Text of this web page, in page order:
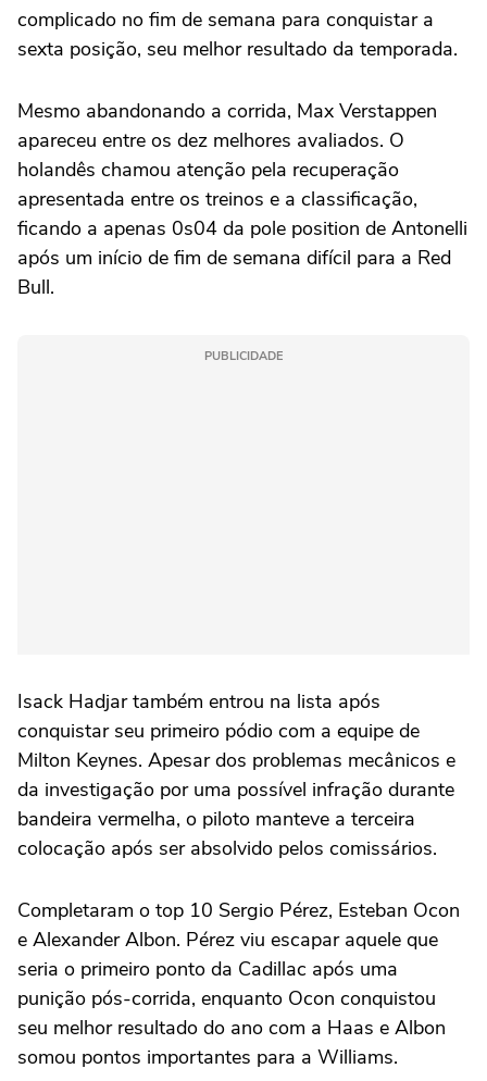
complicado no fim de semana para conquistar a
sexta posição, seu melhor resultado da temporada.
Mesmo abandonando a corrida, Max Verstappen
apareceu entre os dez melhores avaliados. O
holandês chamou atenção pela recuperação
apresentada entre os treinos e a classificação,
ficando a apenas 0s04 da pole position de Antonelli
após um início de fim de semana difícil para a Red
Bull.
PUBLICIDADE
Isack Hadjar também entrou na lista após
conquistar seu primeiro pódio com a equipe de
Milton Keynes. Apesar dos problemas mecânicos e
da investigação por uma possível infração durante
bandeira vermelha, o piloto manteve a terceira
colocação após ser absolvido pelos comissários.
Completaram o top 10 Sergio Pérez, Esteban Ocon
e Alexander Albon. Pérez viu escapar aquele que
seria o primeiro ponto da Cadillac após uma
punição pós-corrida, enquanto Ocon conquistou
seu melhor resultado do ano com a Haas e Albon
somou pontos importantes para a Williams.